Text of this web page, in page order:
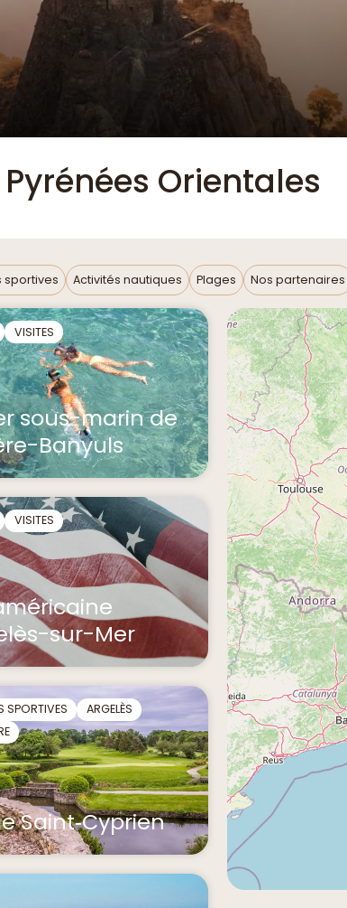
Orientales
sportives Activités nautiques Plages Nos partenaires
VISITES
sous-marin de
Banyuls
VISITES
sur-Mer
SPORTIVES
ARGELÈS
Saint‑Cyprien